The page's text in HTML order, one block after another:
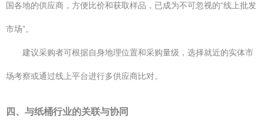
国各地的供应商，方便比价和获取样品，已成为不可忽视的“线上批发
市场”。
建议采购者可根据自身地理位置和采购量级，选择就近的实体市
场考察或通过线上平台进行多供应商比对。
四、与纸桶行业的关联与协同